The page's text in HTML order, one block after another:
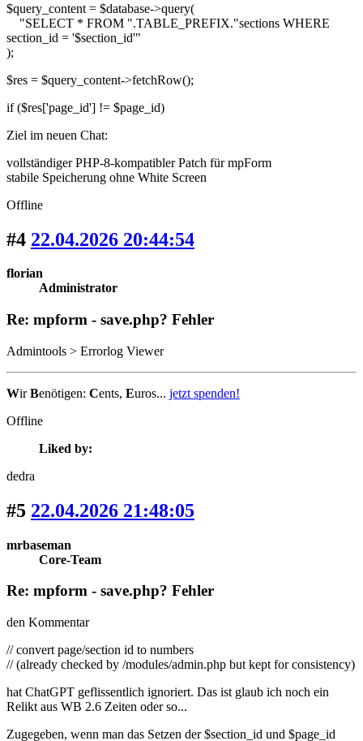
$query_content = $database->query(
"SELECT * FROM ".TABLE_PREFIX."sections WHERE
section_id = '$section_id'"
);
$res = $query_content->fetchRow();
if ($res['page_id'] != $page_id)
Ziel im neuen Chat:
vollständiger PHP-8-kompatibler Patch für mpForm
stabile Speicherung ohne White Screen
Offline
#4 22.04.2026 20:44:54
florian
Administrator
Re: mpform - save.php? Fehler
Admintools > Errorlog Viewer
WirBenötigen: Cents, Euros... jetzt spenden!
Offline
Liked by:
dedra
#5 22.04.2026 21:48:05
mrbaseman
Core-Team
Re: mpform - save.php? Fehler
den Kommentar
// convert page/section id to numbers
// (already checked by /modules/admin.php but kept for consistency)
hat ChatGPT geflissentlich ignoriert. Das ist glaub ich noch ein
Relikt aus WB 2.6 Zeiten oder so...
Zugegeben, wenn man das Setzen der $section_id und $page_id